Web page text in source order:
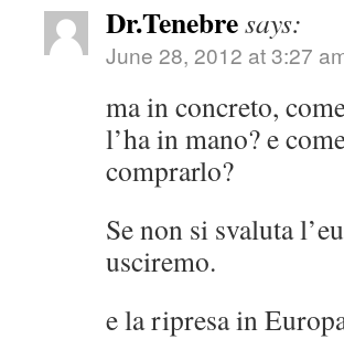
Dr.Tenebresays:
June 28, 2012 at 3:27
ma in concreto,
l’ha in mano? e
comprarlo?
Se non si svaluta
usciremo.
e la ripresa in